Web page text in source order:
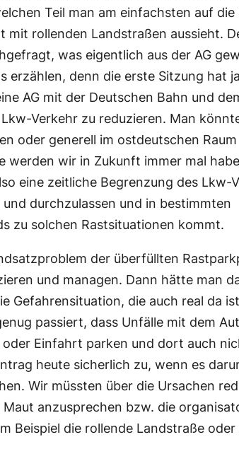
Teil man am einfachsten auf die
rollenden Landstraßen aussieht.
was eigentlich aus der AG
denn die erste Sitzung hat
AG mit der Deutschen Bahn und
Verkehr zu reduzieren. Man
oder generell im ostdeutschen Raum
werden wir in Zukunft immer mal
eine zeitliche Begrenzung des Lkw-
durchzulassen und in bestimmten
zu solchen Rastsituationen kommt.
der überfüllten
und managen. Dann hätte man
Gefahrensituation, die auch real da
passiert, dass Unfälle mit dem
Einfahrt parken und dort auch
heute sicherlich zu, wenn es
Wir müssten über die Ursachen
anzusprechen bzw. die
Beispiel die rollende Landstraße oder